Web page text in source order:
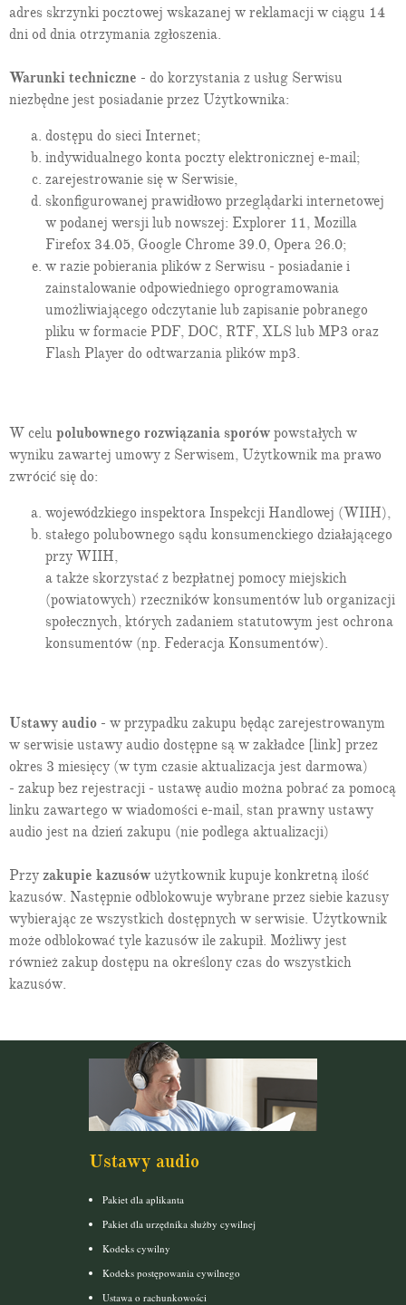
adres skrzynki pocztowej wskazanej w reklamacji w ciągu 14
dni od dnia otrzymania zgłoszenia.
Warunki techniczne - do korzystania z usług Serwisu
niezbędne jest posiadanie przez Użytkownika:
dostępu do sieci Internet;
indywidualnego konta poczty elektronicznej e-mail;
zarejestrowanie się w Serwisie,
skonfigurowanej prawidłowo przeglądarki internetowej
w podanej wersji lub nowszej: Explorer 11, Mozilla
Firefox 34.05, Google Chrome 39.0, Opera 26.0;
w razie pobierania plików z Serwisu - posiadanie i
zainstalowanie odpowiedniego oprogramowania
umożliwiającego odczytanie lub zapisanie pobranego
pliku w formacie PDF, DOC, RTF, XLS lub MP3 oraz
Flash Player do odtwarzania plików mp3.
W celu polubownego rozwiązania sporów powstałych w
wyniku zawartej umowy z Serwisem, Użytkownik ma prawo
zwrócić się do:
wojewódzkiego inspektora Inspekcji Handlowej (WIIH),
stałego polubownego sądu konsumenckiego działającego
przy WIIH,
a także skorzystać z bezpłatnej pomocy miejskich
(powiatowych) rzeczników konsumentów lub organizacji
społecznych, których zadaniem statutowym jest ochrona
konsumentów (np. Federacja Konsumentów).
Ustawy audio - w przypadku zakupu będąc zarejestrowanym
w serwisie ustawy audio dostępne są w zakładce [link] przez
okres 3 miesięcy (w tym czasie aktualizacja jest darmowa)
- zakup bez rejestracji - ustawę audio można pobrać za pomocą
linku zawartego w wiadomości e-mail, stan prawny ustawy
audio jest na dzień zakupu (nie podlega aktualizacji)
Przy zakupie kazusów użytkownik kupuje konkretną ilość
kazusów. Następnie odblokowuje wybrane przez siebie kazusy
wybierając ze wszystkich dostępnych w serwisie. Użytkownik
może odblokować tyle kazusów ile zakupił. Możliwy jest
również zakup dostępu na określony czas do wszystkich
kazusów.
Ustawy audio
Pakiet dla aplikanta
Pakiet dla urzędnika służby cywilnej
Kodeks cywilny
Kodeks postępowania cywilnego
Ustawa o rachunkowości